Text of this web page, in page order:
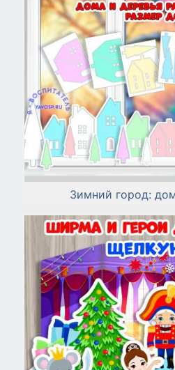
Зимний город: